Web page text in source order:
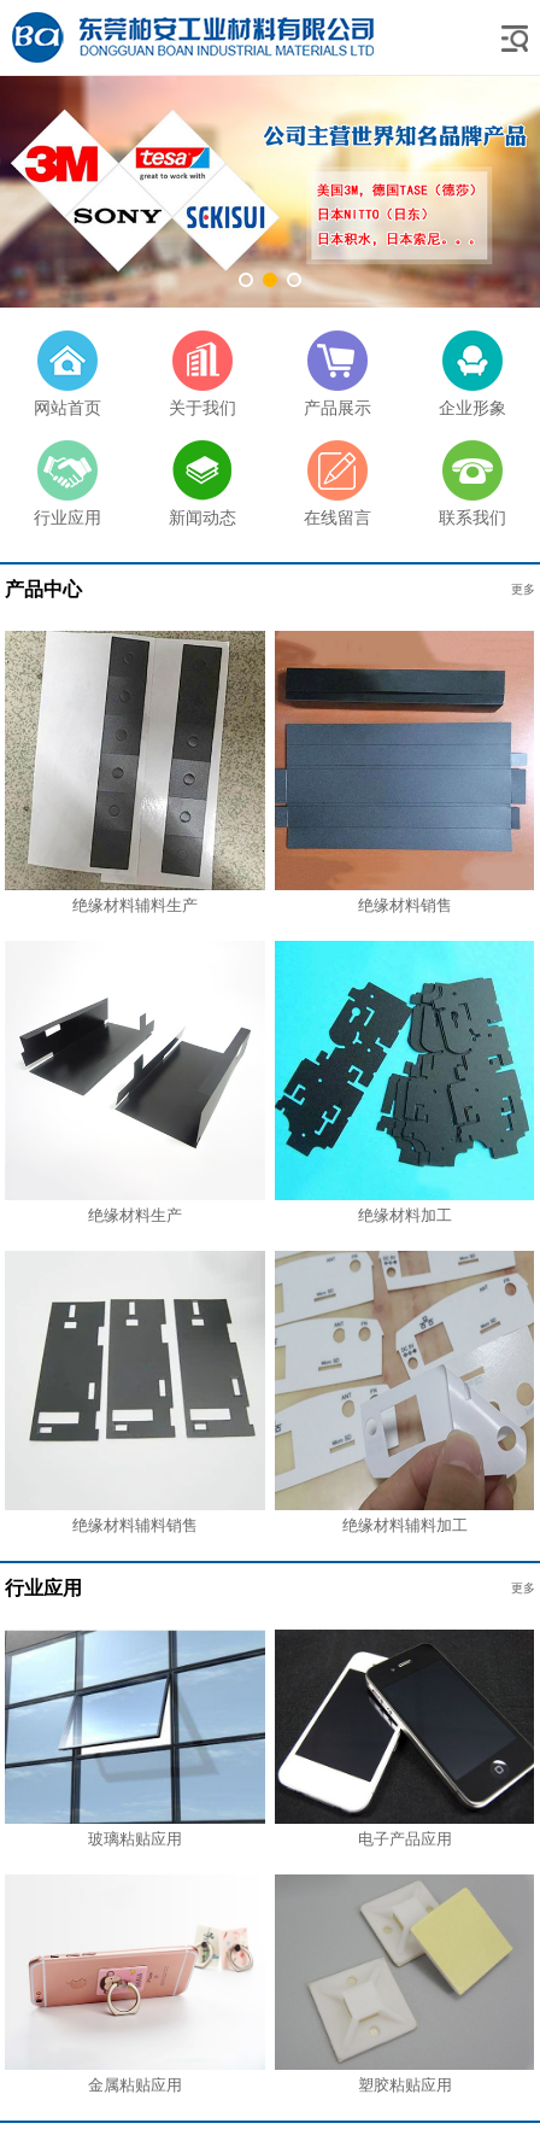
网站首页 关于我们 产品展示 企业形象
行业应用 新闻动态 在线留言 联系我们
产品中心 更多
绝缘材料辅料生产 绝缘材料销售
绝缘材料生产 绝缘材料加工
绝缘材料辅料销售 绝缘材料辅料加工
行业应用 更多
玻璃粘贴应用 电子产品应用
金属粘贴应用 塑胶粘贴应用